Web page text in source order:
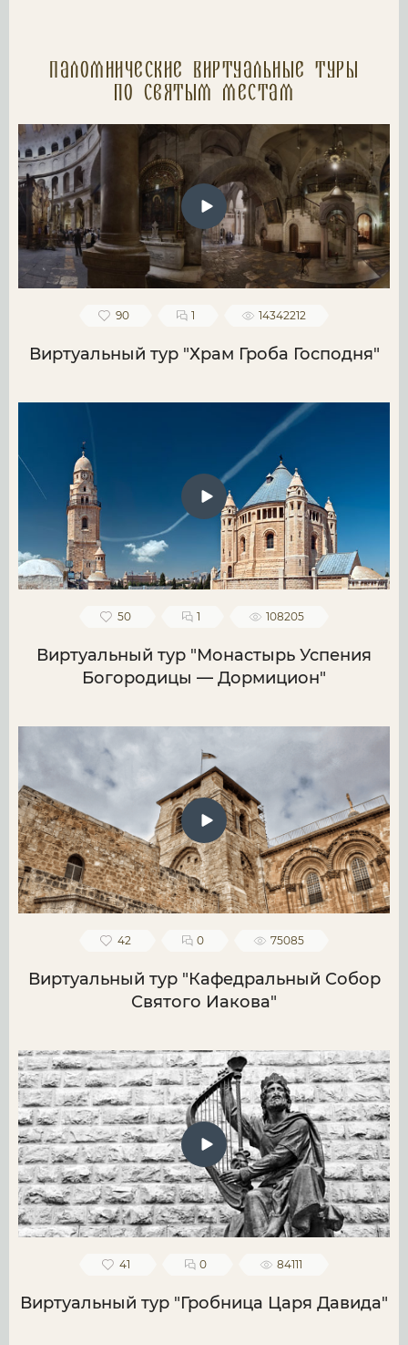
Паломнические Виртуальные туры
по святым местам
90 1 14342212
Виртуальный тур "Храм Гроба Господня"
50 1 108205
Виртуальный тур "Монастырь Успения
Богородицы — Дормицион"
42 0 75085
Виртуальный тур "Кафедральный Собор
Святого Иакова"
41 0 84111
Виртуальный тур "Гробница Царя Давида"